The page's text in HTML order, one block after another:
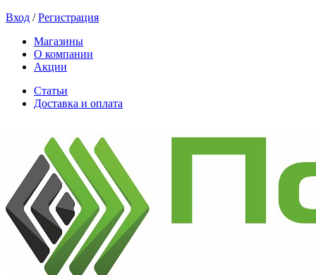
Вход /Регистрация
Магазины
О компании
Акции
Статьи
Доставка и оплата